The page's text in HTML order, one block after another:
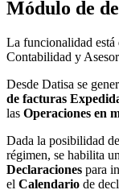
Módulo de
La funcionalidad está
Contabilidad y
Desde Datisa se
de facturas
las Operaciones en
Dada la posibilidad
régimen, se habilita
Declaraciones para
el Calendario de